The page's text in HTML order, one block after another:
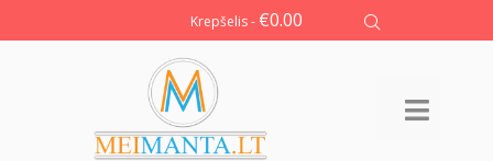
Krepšelis - €0.00